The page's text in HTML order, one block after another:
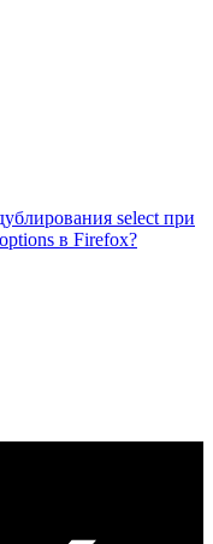
select при
в Firefox?